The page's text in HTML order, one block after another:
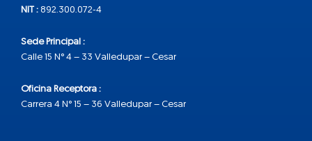
NIT : 892.300.072-4
Sede Principal :
Calle 15 N° 4 – 33 Valledupar – Cesar
Oficina Receptora :
Carrera 4 N° 15 – 36 Valledupar – Cesar